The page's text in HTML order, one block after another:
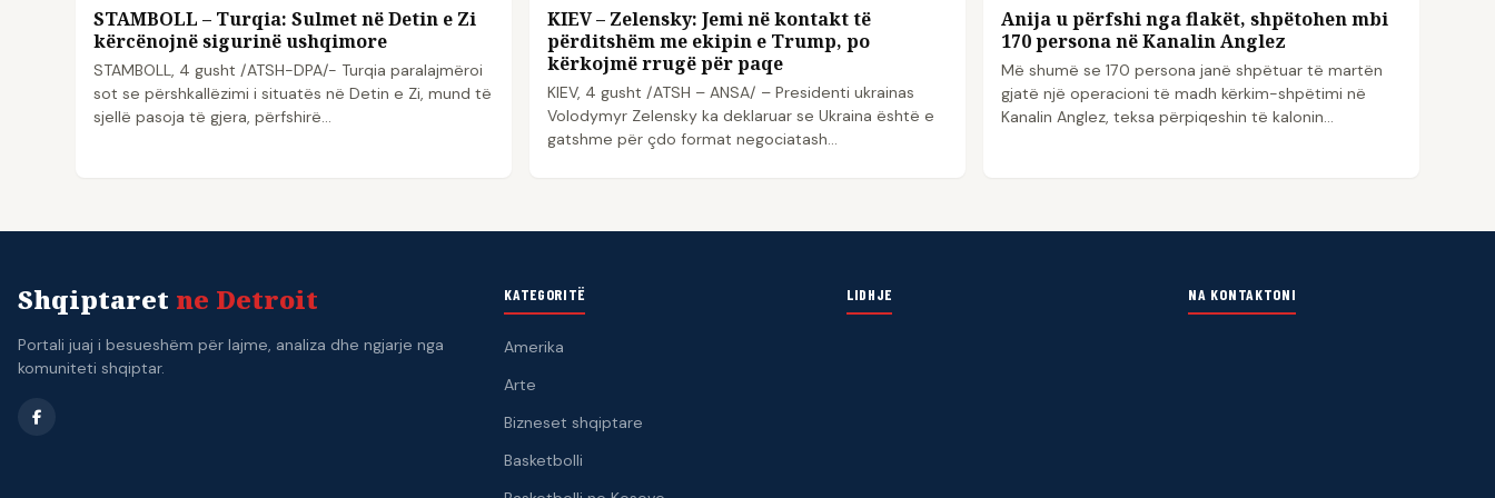
STAMBOLL – Turqia: Sulmet në Detin e Zi
kërcënojnë sigurinë ushqimore
STAMBOLL, 4 gusht /ATSH-DPA/- Turqia paralajmëroi
sot se përshkallëzimi i situatës në Detin e Zi, mund të
sjellë pasoja të gjera, përfshirë…
KIEV – Zelensky: Jemi në kontakt të
përditshëm me ekipin e Trump, po
kërkojmë rrugë për paqe
KIEV, 4 gusht /ATSH – ANSA/ – Presidenti ukrainas
Volodymyr Zelensky ka deklaruar se Ukraina është e
gatshme për çdo format negociatash…
Anija u përfshi nga flakët, shpëtohen mbi
170 persona në Kanalin Anglez
Më shumë se 170 persona janë shpëtuar të martën
gjatë një operacioni të madh kërkim-shpëtimi në
Kanalin Anglez, teksa përpiqeshin të kalonin…
Shqiptaret ne Detroit
Portali juaj i besueshëm për lajme, analiza dhe ngjarje nga
komuniteti shqiptar.
KATEGORITË
Amerika
Arte
Bizneset shqiptare
Basketbolli
LIDHJE NA KONTAKTONI